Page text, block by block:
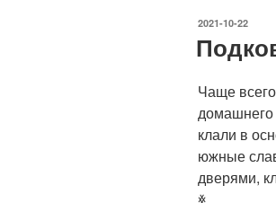
2021-10-22
Чаще
домашнего
клали в
южные
дверями,